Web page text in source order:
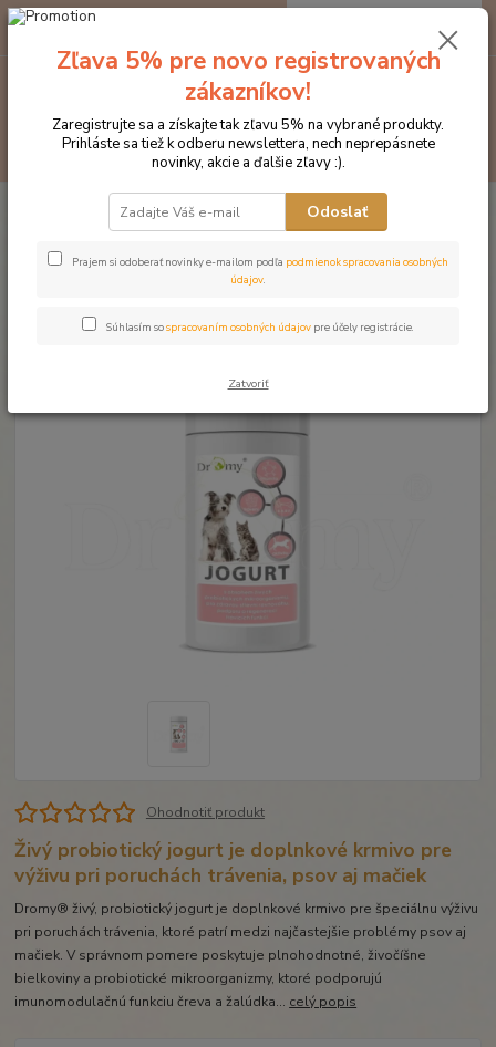
Hľadať
za0 €
Produkty DROMY Psy a mačky Doplnky pre BARF
Jogurt pre psy a mačky s probiotikami 800g
Dromy Jogurt pre psy a mačky s
probiotikami 800g
Ohodnotiť produkt
Živý probiotický jogurt je doplnkové krmivo pre
výživu pri poruchách trávenia, psov aj mačiek
Dromy® živý, probiotický jogurt je doplnkové krmivo pre špeciálnu výživu
pri poruchách trávenia, ktoré patrí medzi najčastejšie problémy psov aj
mačiek. V správnom pomere poskytuje plnohodnotné, živočíšne
bielkoviny a probiotické mikroorganizmy, ktoré podporujú
imunomodulačnú funkciu čreva a žalúdka... celý popis
Zľava 5% pre novo registrovaných
zákazníkov!
Zaregistrujte sa a získajte tak zľavu 5% na vybrané produkty.
Prihláste sa tiež k odberu newslettera, nech neprepásnete
novinky, akcie a ďalšie zľavy :).
Odoslať
Prajem si odoberať novinky e-mailom podľa podmienok spracovania osobných
údajov.
Súhlasím sospracovaním osobných údajov pre účely registrácie.
Zatvoriť